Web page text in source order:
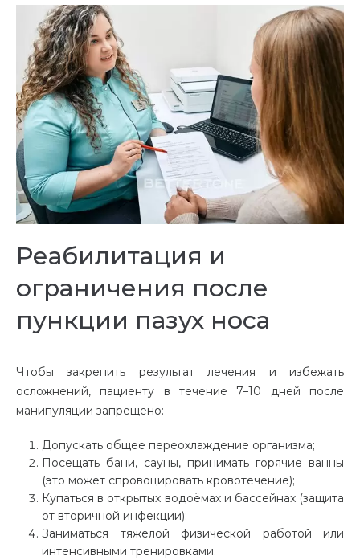
Реабилитация и
ограничения после
пункции пазух носа
Чтобы закрепить результат лечения и избежать
осложнений, пациенту в течение 7–10 дней после
манипуляции запрещено:
Допускать общее переохлаждение организма;
Посещать бани, сауны, принимать горячие ванны
(это может спровоцировать кровотечение);
Купаться в открытых водоёмах и бассейнах (защита
от вторичной инфекции);
Заниматься тяжёлой физической работой или
интенсивными тренировками.